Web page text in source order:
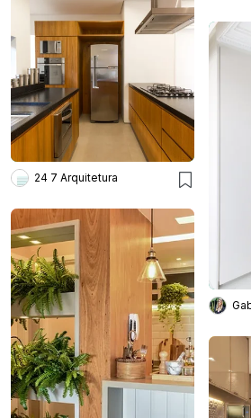
24 7 Arquitetura